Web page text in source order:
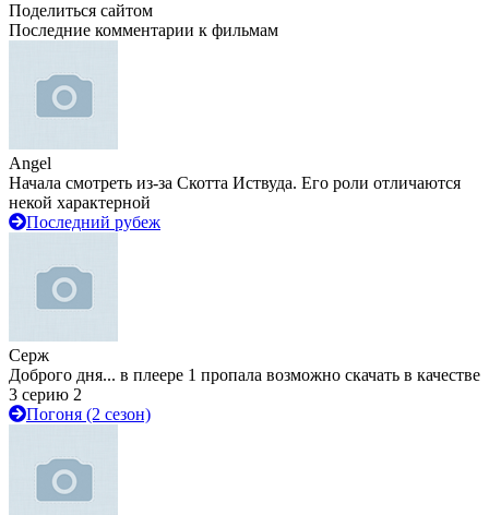
Поделиться сайтом
Последние комментарии к фильмам
Angel
Начала смотреть из-за Скотта Иствуда. Его роли отличаются
некой характерной
Последний рубеж
Серж
Доброго дня... в плеере 1 пропала возможно скачать в качестве
3 серию 2
Погоня (2 сезон)